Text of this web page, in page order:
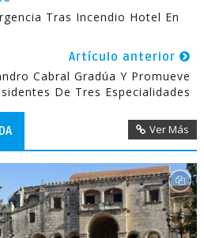
Tras Incendio Hotel En
Artículo anterior
Cabral Gradúa Y Promueve
De Tres Especialidades
Ver Más